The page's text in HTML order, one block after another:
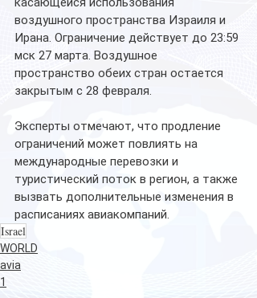
воздушного пространства Израиля и
Ирана. Ограничение действует до 23:59
мск 27 марта. Воздушное
пространство обеих стран остается
закрытым с 28 февраля.
Эксперты отмечают, что продление
ограничений может повлиять на
международные перевозки и
туристический поток в регион, а также
вызвать дополнительные изменения в
расписаниях авиакомпаний.
Israel
WORLD
avia
1